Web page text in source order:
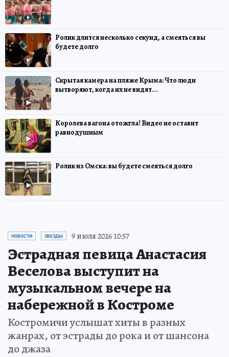
Ролик длится несколько секунд, а смеяться вы
будете долго
Скрытая камера на пляже Крыма: Что люди
вытворяют, когда их не видят...
Королева вагона отожгла! Видео не оставит
равнодушным
Ролик из Омска: вы будете смеяться долго
НОВОСТИ ЗВЕЗДЫ 9 июля 2026 10:57
Эстрадная певица Анастасия
Веселова выступит на
музыкальном вечере на
набережной в Костроме
Костромичи услышат хиты в разных
жанрах, от эстрады до рока и от шансона
до джаза